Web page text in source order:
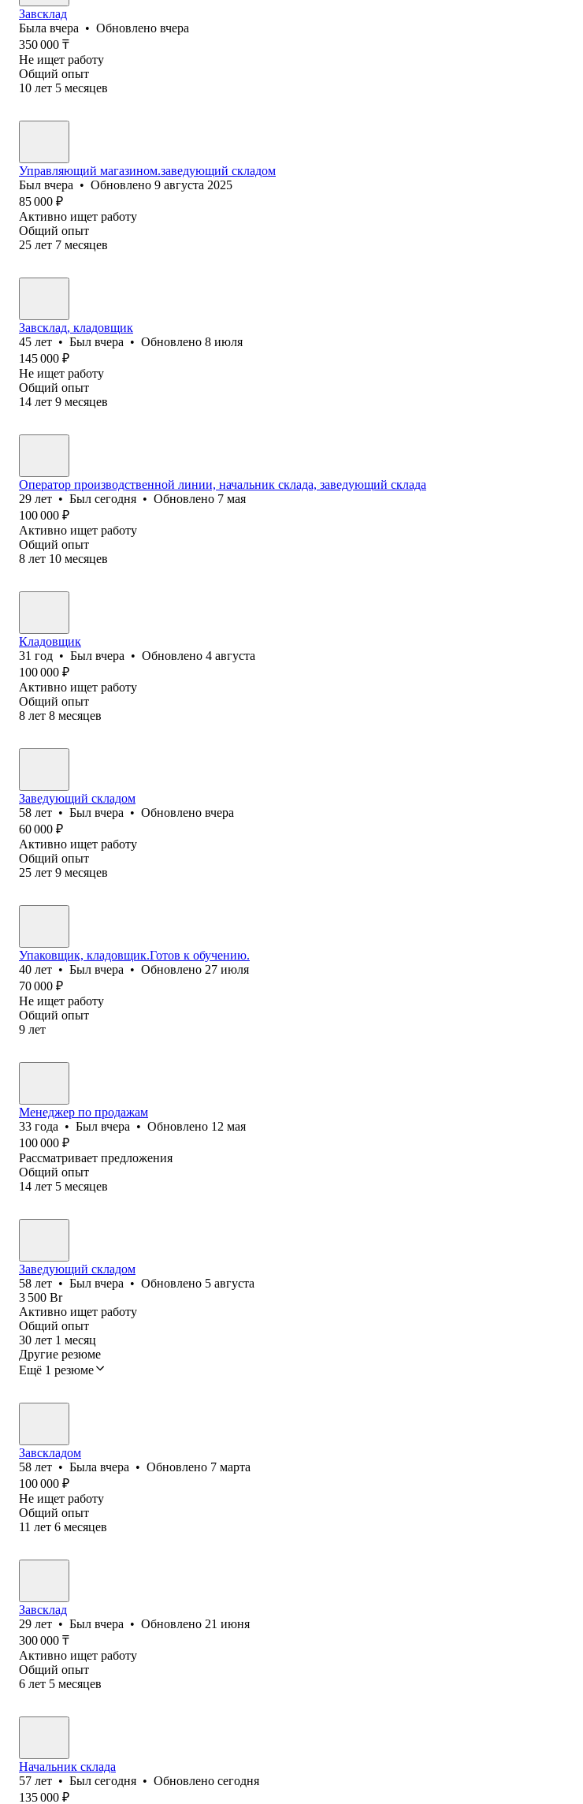
Завсклад
Была вчера • Обновлено вчера
350 000 ₸
Не ищет работу
Общий опыт
10 лет 5 месяцев
Управляющий магазином.заведующий складом
Был вчера • Обновлено 9 августа 2025
85 000 ₽
Активно ищет работу
Общий опыт
25 лет 7 месяцев
Завсклад, кладовщик
45 лет • Был вчера • Обновлено 8 июля
145 000 ₽
Не ищет работу
Общий опыт
14 лет 9 месяцев
Оператор производственной линии, начальник склада, заведующий склада
29 лет • Был сегодня • Обновлено 7 мая
100 000 ₽
Активно ищет работу
Общий опыт
8 лет 10 месяцев
Кладовщик
31 год • Был вчера • Обновлено 4 августа
100 000 ₽
Активно ищет работу
Общий опыт
8 лет 8 месяцев
Заведующий складом
58 лет • Был вчера • Обновлено вчера
60 000 ₽
Активно ищет работу
Общий опыт
25 лет 9 месяцев
Упаковщик, кладовщик.Готов к обучению.
40 лет • Был вчера • Обновлено 27 июля
70 000 ₽
Не ищет работу
Общий опыт
9 лет
Менеджер по продажам
33 года • Был вчера • Обновлено 12 мая
100 000 ₽
Рассматривает предложения
Общий опыт
14 лет 5 месяцев
Заведующий складом
58 лет • Был вчера • Обновлено 5 августа
3 500 Br
Активно ищет работу
Общий опыт
30 лет 1 месяц
Другие резюме
Ещё 1 резюме
Завскладом
58 лет • Была вчера • Обновлено 7 марта
100 000 ₽
Не ищет работу
Общий опыт
11 лет 6 месяцев
Завсклад
29 лет • Был вчера • Обновлено 21 июня
300 000 ₸
Активно ищет работу
Общий опыт
6 лет 5 месяцев
Начальник склада
57 лет • Был сегодня • Обновлено сегодня
135 000 ₽